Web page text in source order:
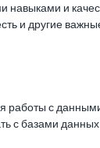
и
и другие
работы с
с базами